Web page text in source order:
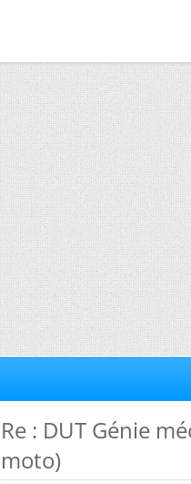
Re : DUT Génie
moto)